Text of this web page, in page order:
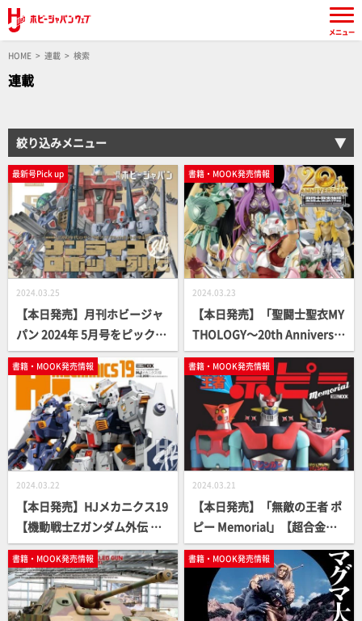
HOME 連載 検索
連載
絞り込みメニュー
最新号Pick up
2024.03.25
【本日発売】月刊ホビージャ
パン 2024年 5月号をピックア
ップ！
書籍・MOOK発売情報
2024.03.23
【本日発売】「聖闘士聖衣MY
THOLOGY～20th Anniversar
y Edition～」【聖闘士星矢】
書籍・MOOK発売情報
2024.03.22
【本日発売】HJメカニクス19
【機動戦士Zガンダム外伝 ア
ドバンス・オブ・Z ティター
ンズの旗のもとに】
書籍・MOOK発売情報
2024.03.21
【本日発売】「無敵の王者 ポ
ピー Memorial」【超合金、
ジャンボマシンダー】
書籍・MOOK発売情報 書籍・MOOK発売情報
メニュー